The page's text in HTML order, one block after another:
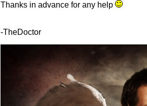
Thanks in advance for any help
-TheDoctor